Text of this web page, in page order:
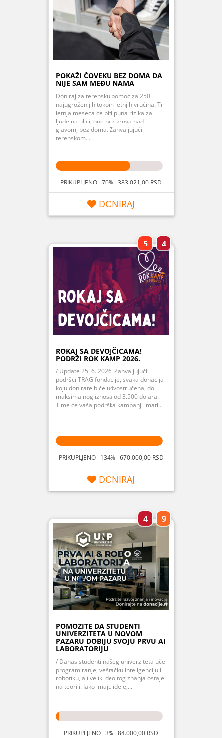
POKAŽI ČOVEKU BEZ DOMA DA
NIJE SAM MEĐU NAMA
Doniraj za terensku pomoć za 250
najugroženijih tokom letnjih vrućina. Tri
letnja meseca će biti puna rizika za
ljude na ulici, one bez krova nad
glavom, bez doma. Zahvaljujući
terenskom...
PRIKUPLJENO 70% 383.021,00 RSD
DONIRAJ
5 4
ROKAJ SA DEVOJČICAMA!
PODRŽI ROK KAMP 2026.
/ Update 25. 6. 2026. Zahvaljujući
podršci TRAG fondacije, svaka donacija
koju donirate biće udvostručena, do
maksimalnog iznosa od 3.500 dolara.
Time će vaša podrška kampanji imati...
PRIKUPLJENO 134% 670.000,00 RSD
DONIRAJ
4 9
POMOZITE DA STUDENTI
UNIVERZITETA U NOVOM
PAZARU DOBIJU SVOJU PRVU AI
LABORATORIJU
/ Danas studenti našeg univerziteta uče
programiranje, veštačku inteligenciju i
robotiku, ali veliki deo tog znanja ostaje
na teoriji. Iako imaju ideje,...
PRIKUPLJENO 3% 84.000,00 RSD